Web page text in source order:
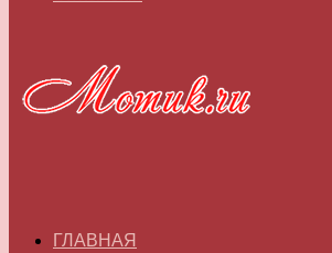
ГЛАВНАЯ